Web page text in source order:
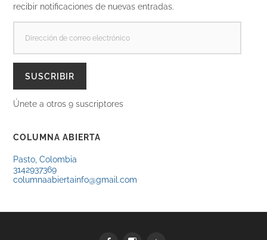
recibir notificaciones de nuevas entradas.
CORREO
SUSCRIBIR
Únete a otros 9 suscriptores
COLUMNA ABIERTA
Pasto, Colombia
3142937369
columnaabiertainfo@gmail.com
FacebookInstagram